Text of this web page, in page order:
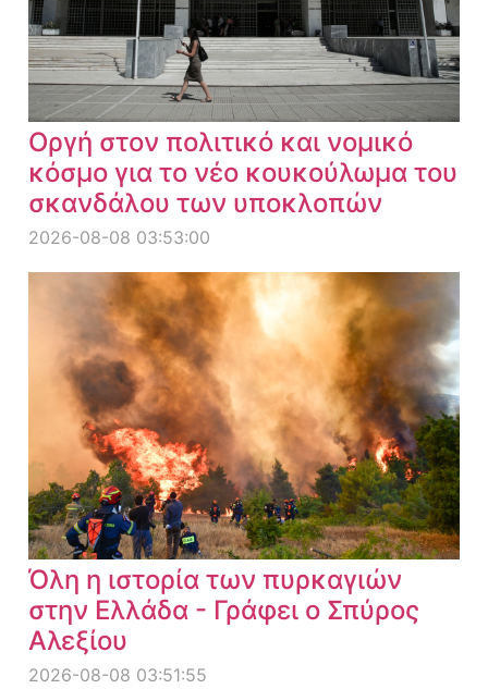
Οργή στον πολιτικό και νομικό
κόσμο για το νέο κουκούλωμα του
σκανδάλου των υποκλοπών
2026-08-08 03:53:00
Όλη η ιστορία των πυρκαγιών
στην Ελλάδα - Γράφει ο Σπύρος
Αλεξίου
2026-08-08 03:51:55